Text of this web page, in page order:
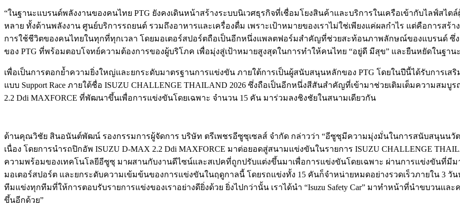
“ในฐานะแบรนด์พลังงานของคนไทย PTG ยังคงเดินหน้าสร้างระบบนิเวศธุรกิจที่เชื่อมโยงสินค้าและบริการในเครือเข้ากับไลฟ์สไ
หลาย ทั้งด้านพลังงาน ศูนย์บริการรถยนต์ รวมถึงอาหารและเครื่องดื่ม เพราะเป้าหมายของเราไม่ใช่เพียงแค่ผลกำไร แต่คือการสร้
การใช้ชีวิตของคนไทยในทุกที่ทุกเวลา โดยมอเตอร์สปอร์ตถือเป็นอีกหนึ่งแพลตฟอร์มสำคัญที่ช่วยสะท้อนภาพลักษณ์ของแบรนด์ ซึ่
ของ PTG ที่พร้อมตอบโจทย์ความต้องการของผู้บริโภค เพื่อมุ่งสู่เป้าหมายสูงสุดในการทำให้คนไทย “อยู่ดี มีสุข” และยืนหยัดในฐา
เพื่อเป็นการตอกย้ำความยิ่งใหญ่และยกระดับมาตรฐานการแข่งขัน ภายใต้การเป็นผู้สนับสนุนหลักของ PTG โดยในปีนี้ได้รับการเ
แบบ Support Race ภายใต้ชื่อ ISUZU CHALLENGE THAILAND 2026 ซึ่งถือเป็นอีกหนึ่งสีสันสำคัญที่เข้ามาช่วยเติมเต็มความสม
2.2 Ddi MAXFORCE ที่พัฒนาขึ้นเพื่อการแข่งขันโดยเฉพาะ จำนวน 15 คัน มาร่วมลงชิงชัยในสนามเดียวกัน
ด้านคุณวิชัย สินอนันต์พัฒน์ รองกรรมการผู้จัดการ บริษัท ตรีเพชรอีซูซุเซลส์ จำกัด กล่าวว่า “อีซูซุมีความมุ่งมั่นในการสนับสนุนนวั
เนื่อง โดยการนำรถปิกอัพ ISUZU D-MAX 2.2 Ddi MAXFORCE มาต่อยอดสู่สนามแข่งขันในรายการ ISUZU CHALLENGE
ความพร้อมของเทคโนโลยีอีซูซุ มาผสานกับงานดีไซน์และสเปคที่ถูกปรับแต่งขึ้นมาเพื่อการแข่งขันโดยเฉพาะ ผ่านการแข่งขันที่มี
มอเตอร์สปอร์ต และยกระดับความเข้มข้นของการแข่งขันในฤดูกาลนี้ โดยรถแข่งทั้ง 15 คันก็จำหน่ายหมดอย่างรวดเร็วภายใน 3 วั
ทีมแข่งทุกทีมที่ให้การตอบรับรายการแข่งของเราอย่างดียิ่งด้วย ยิ่งไปกว่านั้น เราได้นำ “Isuzu Safety Car” มาทำหน้าที่นำขบวน
ขึ้นอีกด้วย”